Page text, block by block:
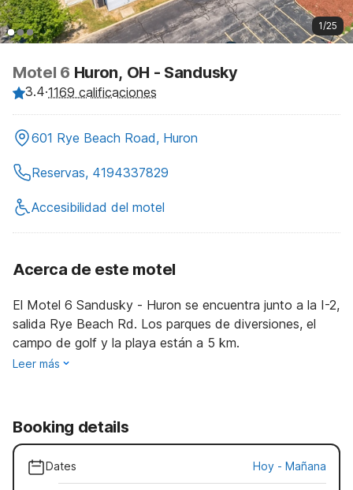
1/25
Motel 6 Huron, OH - Sandusky
3.4·1169 calificaciones
601 Rye Beach Road, Huron
Reservas, 4194337829
Accesibilidad del motel
Acerca de este motel
El Motel 6 Sandusky - Huron se encuentra junto a la I-2,
salida Rye Beach Rd. Los parques de diversiones, el
campo de golf y la playa están a 5 km.
Leer más
Booking details
Dates Hoy - Mañana